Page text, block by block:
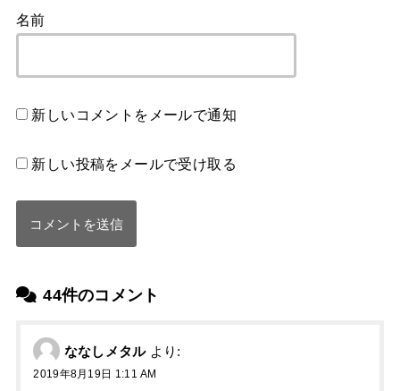
44件のコメント
ななしメタル より:
2019年8月19日 1:11 AM
名前
新しいコメントをメールで通知
新しい投稿をメールで受け取る